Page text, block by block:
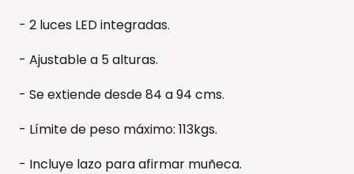
- 2 luces LED integradas.
- Ajustable a 5 alturas.
- Se extiende desde 84 a 94 cms.
- Límite de peso máximo: 113kgs.
- Incluye lazo para afirmar muñeca.